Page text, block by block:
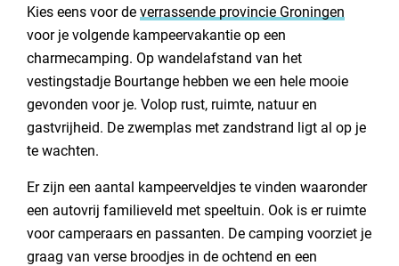
Kies eens voor de verrassende provincie Groningen
voor je volgende kampeervakantie op een
charmecamping. Op wandelafstand van het
vestingstadje Bourtange hebben we een hele mooie
gevonden voor je. Volop rust, ruimte, natuur en
gastvrijheid. De zwemplas met zandstrand ligt al op je
te wachten.
Er zijn een aantal kampeerveldjes te vinden waaronder
een autovrij familieveld met speeltuin. Ook is er ruimte
voor camperaars en passanten. De camping voorziet je
graag van verse broodjes in de ochtend en een